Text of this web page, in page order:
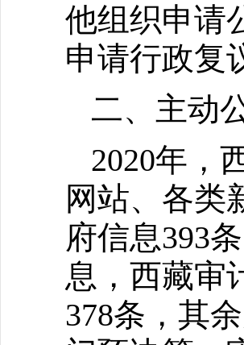
他组织申请
申请行政复
二、主动
2020年，
网站、各类
府信息393
息，西藏审
378条，其